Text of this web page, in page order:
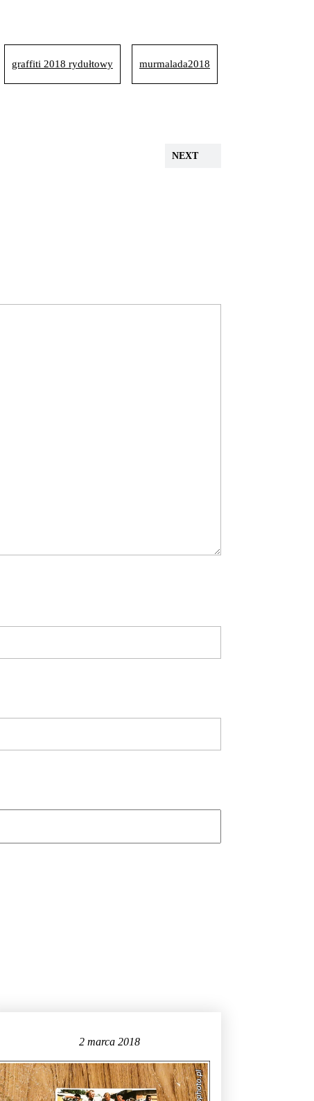
graffiti 2018 rydułtowy murmalada2018
NEXT
2 marca 2018